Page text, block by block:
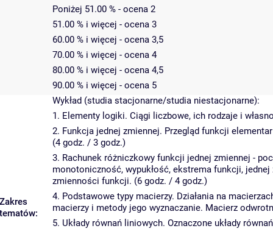
Poniżej 51.00 % - ocena 2
51.00 % i więcej - ocena 3
60.00 % i więcej - ocena 3,5
70.00 % i więcej - ocena 4
80.00 % i więcej - ocena 4,5
90.00 % i więcej - ocena 5
Zakres
tematów:
Wykład (studia stacjonarne/studia niestacjonarne):
1. Elementy logiki. Ciągi liczbowe, ich rodzaje i
2. Funkcja jednej zmiennej. Przegląd funkcji
(4 godz. / 3 godz.)
3. Rachunek różniczkowy funkcji jednej zmiennej -
monotoniczność, wypukłość, ekstrema funkcji,
zmienności funkcji. (6 godz. / 4 godz.)
4. Podstawowe typy macierzy. Działania na
macierzy i metody jego wyznaczanie. Macierz
5. Układy równań liniowych. Oznaczone układy